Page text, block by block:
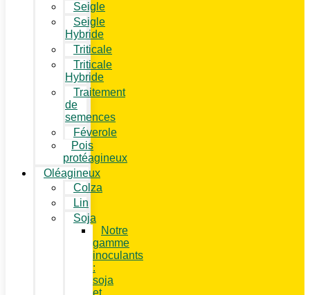
Seigle
Seigle
Hybride
Triticale
Triticale
Hybride
Traitement
de
semences
Féverole
Pois
protéagineux
Oléagineux
Colza
Lin
Soja
Notre
gamme
inoculants
:
soja
et